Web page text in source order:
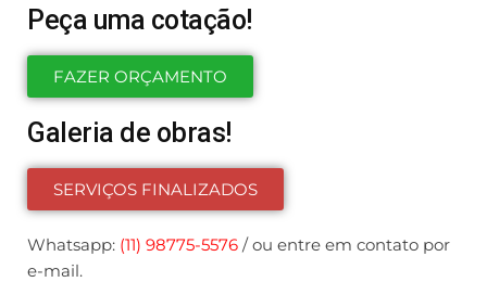
Peça uma cotação!
FAZER ORÇAMENTO
Galeria de obras!
SERVIÇOS FINALIZADOS
Whatsapp: (11) 98775-5576 / ou entre em contato por
e-mail.